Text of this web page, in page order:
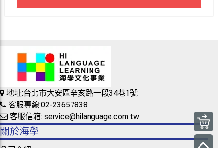
地址:台北市大安區辛亥路一段34巷1號
客服專線:02-23657838
客服信箱: service@hilanguage.com.tw
關於海學